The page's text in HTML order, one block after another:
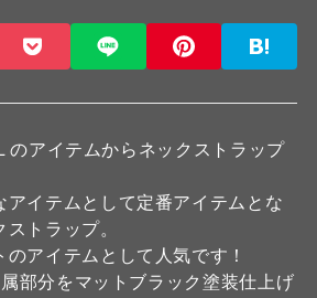
のアイテムからネックストラップ
アイテムとして定番アイテムとな
トラップ。
アイテムとして人気です！
部分をマットブラック塗装仕上げ